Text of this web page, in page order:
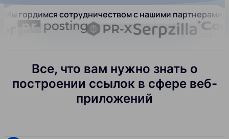
Мы гордимся сотрудничеством с нашими партнерами:
Все, что вам нужно знать о
построении ссылок в сфере веб-
приложений